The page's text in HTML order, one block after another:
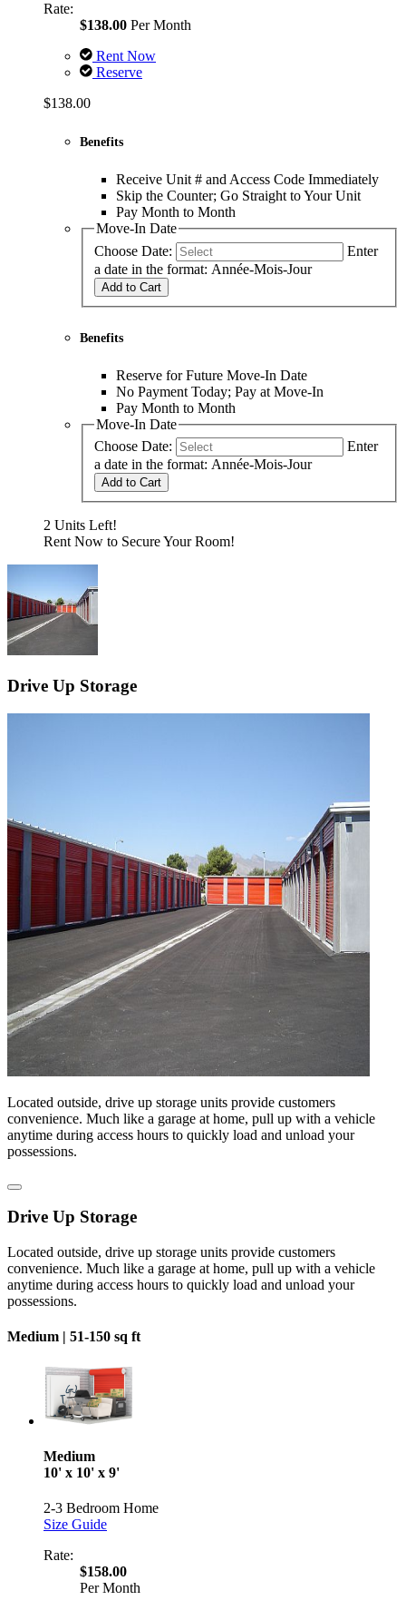
Rate:
$138.00 Per Month
Rent Now
Reserve
$138.00
Benefits
Receive Unit # and Access Code Immediately
Skip the Counter; Go Straight to Your Unit
Pay Month to Month
Move-In Date
Choose Date:
Enter
a date in the format: Année-Mois-Jour
Add to Cart
Benefits
Reserve for Future Move-In Date
No Payment Today; Pay at Move-In
Pay Month to Month
Move-In Date
Choose Date:
Enter
a date in the format: Année-Mois-Jour
Add to Cart
2 Units Left!
Rent Now to Secure Your Room!
Drive Up Storage
Located outside, drive up storage units provide customers
convenience. Much like a garage at home, pull up with a vehicle
anytime during access hours to quickly load and unload your
possessions.
Drive Up Storage
Located outside, drive up storage units provide customers
convenience. Much like a garage at home, pull up with a vehicle
anytime during access hours to quickly load and unload your
possessions.
Medium | 51-150 sq ft
Medium
10' x 10' x 9'
2-3 Bedroom Home
Size Guide
Rate:
$158.00
Per Month